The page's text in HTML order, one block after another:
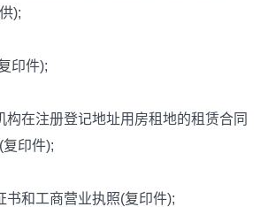
);
印件);
在注册登记地址用房租地的租赁合同
印件);
和工商营业执照(复印件);